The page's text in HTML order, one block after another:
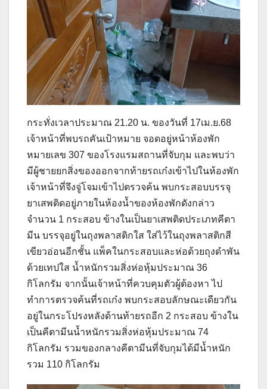
กระทั่งเวลาประมาณ 21.20 น. ของวันที่ 17เม.ย.68
เจ้าหน้าที่พบรถคันเป้าหมาย จอดอยู่หน้าห้องพัก
หมายเลข 307 ของโรงแรมสถานที่จับกุม และพบว่า
มีผู้ชายยกสิ่งของออกจากท้ายรถเก๋งเข้าไปในห้องพัก
เจ้าหน้าที่จึงจู่โจมเข้าไปตรวจค้น พบกระสอบบรรจุ
ยาเสพติดอยู่ภายในห้องน้ำของห้องพักดังกล่าว
จำนวน 1 กระสอบ ข้างในเป็นยาเสพติดประเภทคีตา
มีน บรรจุอยู่ในถุงพลาสติกใส ใส่ไว้ในถุงพลาสติกสี
เขียวอ่อนอีกชั้น แพ็คในกระสอบและห่อด้วยถุงดำพัน
ด้วยเทปใส น้ำหนักรวมสิ่งห่อหุ้มประมาณ 36
กิโลกรัม จากนั้นเจ้าหน้าที่ควบคุมตัวผู้ต้องหา ไป
ทำการตรวจค้นที่รถเก๋ง พบกระสอบลักษณะเดียวกัน
อยู่ในกระโปรงหลังด้านท้ายรถอีก 2 กระสอบ ข้างใน
เป็นคีตามีนน้ำหนักรวมสิ่งห่อหุ้มประมาณ 74
กิโลกรัม รวมของกลางคีตามีนที่จับกุมได้มีน้ำหนัก
รวม 110 กิโลกรัม